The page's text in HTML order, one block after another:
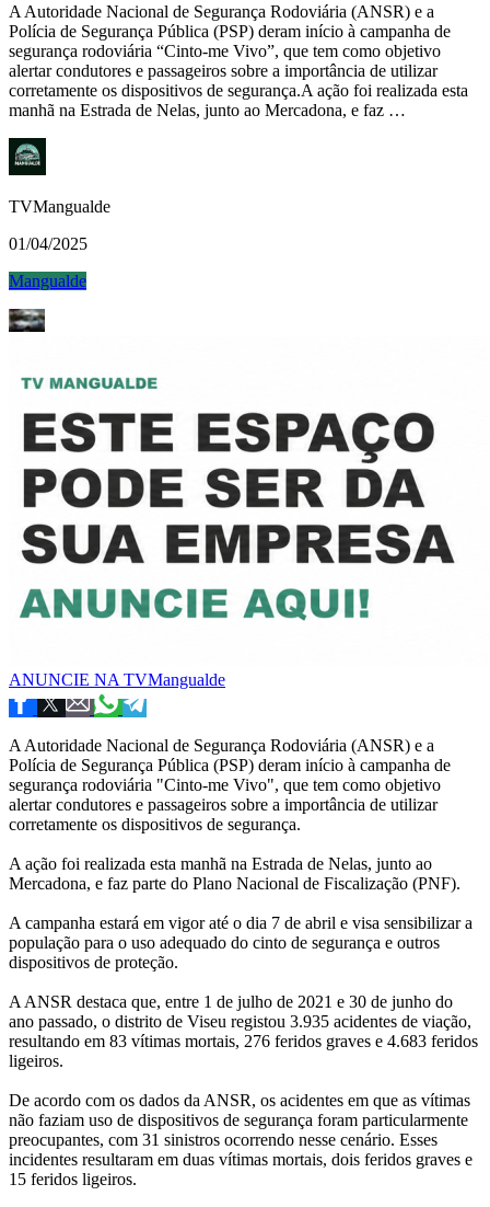
A Autoridade Nacional de Segurança Rodoviária (ANSR) e a
Polícia de Segurança Pública (PSP) deram início à campanha de
segurança rodoviária “Cinto-me Vivo”, que tem como objetivo
alertar condutores e passageiros sobre a importância de utilizar
corretamente os dispositivos de segurança.A ação foi realizada esta
manhã na Estrada de Nelas, junto ao Mercadona, e faz …
TVMangualde
01/04/2025
Mangualde
ANUNCIE NA TVMangualde
A Autoridade Nacional de Segurança Rodoviária (ANSR) e a
Polícia de Segurança Pública (PSP) deram início à campanha de
segurança rodoviária "Cinto-me Vivo", que tem como objetivo
alertar condutores e passageiros sobre a importância de utilizar
corretamente os dispositivos de segurança.
A ação foi realizada esta manhã na Estrada de Nelas, junto ao
Mercadona, e faz parte do Plano Nacional de Fiscalização (PNF).
A campanha estará em vigor até o dia 7 de abril e visa sensibilizar a
população para o uso adequado do cinto de segurança e outros
dispositivos de proteção.
A ANSR destaca que, entre 1 de julho de 2021 e 30 de junho do
ano passado, o distrito de Viseu registou 3.935 acidentes de viação,
resultando em 83 vítimas mortais, 276 feridos graves e 4.683 feridos
ligeiros.
De acordo com os dados da ANSR, os acidentes em que as vítimas
não faziam uso de dispositivos de segurança foram particularmente
preocupantes, com 31 sinistros ocorrendo nesse cenário. Esses
incidentes resultaram em duas vítimas mortais, dois feridos graves e
15 feridos ligeiros.